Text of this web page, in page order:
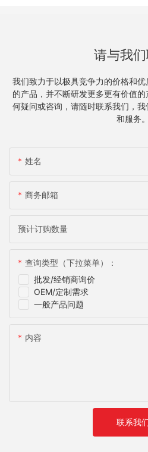
请与我
我们致力于以极具竞争力的价格和
的产品，并不断研发更多更有价值
何疑问或咨询，请随时联系我们，
和服务。
姓名
商务邮箱
预计订购数量
批发/经销商询价
OEM/定制需求
一般产品问题
查询类型（下拉菜单）：
内容
联系我